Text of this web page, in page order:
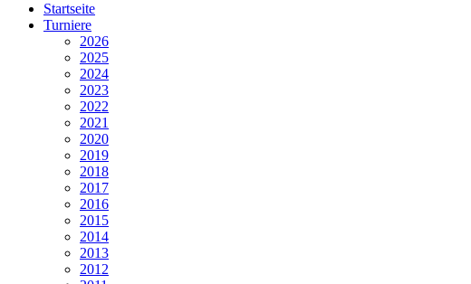
Startseite
Turniere
2026
2025
2024
2023
2022
2021
2020
2019
2018
2017
2016
2015
2014
2013
2012